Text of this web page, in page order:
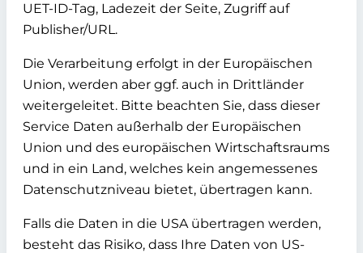
UET-ID-Tag, Ladezeit der Seite, Zugriff auf
Publisher/URL.
Die Verarbeitung erfolgt in der Europäischen
Union, werden aber ggf. auch in Drittländer
weitergeleitet. Bitte beachten Sie, dass dieser
Service Daten außerhalb der Europäischen
Union und des europäischen Wirtschaftsraums
und in ein Land, welches kein angemessenes
Datenschutzniveau bietet, übertragen kann.
Falls die Daten in die USA übertragen werden,
besteht das Risiko, dass Ihre Daten von US-